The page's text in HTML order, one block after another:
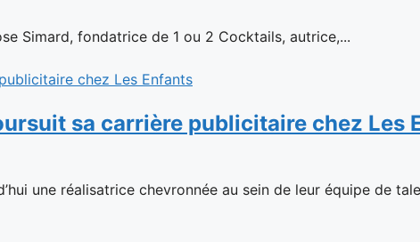
Simard, fondatrice de 1 ou 2 Cocktails, autrice,...
sa carrière publicitaire chez Les
une réalisatrice chevronnée au sein de leur équipe de